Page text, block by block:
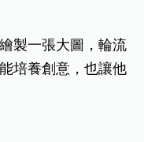
製一張大圖，輪流
培養創意，也讓他